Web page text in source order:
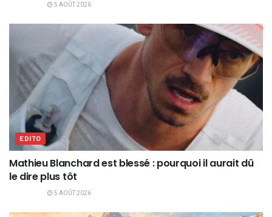
5 AOÛT 2026
EDITO
Mathieu Blanchard est blessé : pourquoi il aurait dû
le dire plus tôt
5 AOÛT 2026